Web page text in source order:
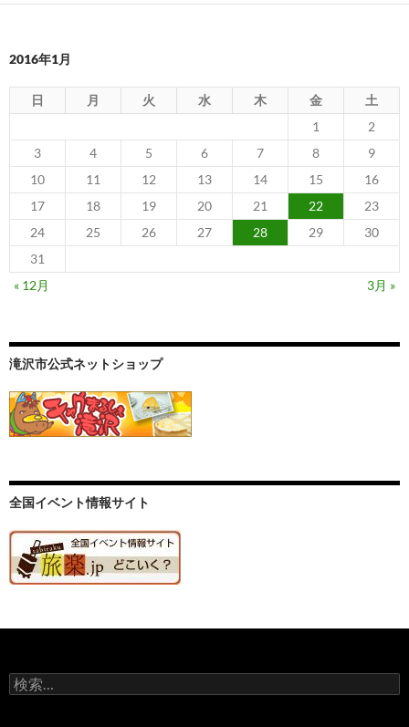
2016年1月
日 月 火 水 木 金
土
1
2
3
4 5 6 7 8
9
10
11 12 13 14 15
16
17
18 19 20 21 22
23
24
25 26 27 28 29
30
31
« 12月
3月 »
滝沢市公式ネットショップ
全国イベント情報サイト
検
索: